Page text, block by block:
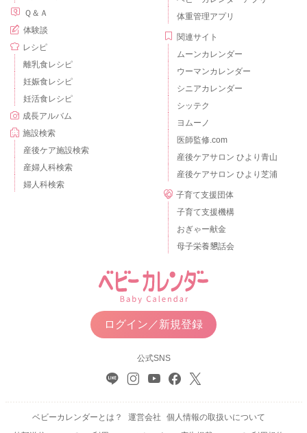
Ｑ＆Ａ
体験談
レシピ
離乳食レシピ
妊娠食レシピ
妊活食レシピ
成長アルバム
施設検索
産後ケア施設検索
産婦人科検索
婦人科検索
体重管理アプリ
関連サイト
ムーンカレンダー
ウーマンカレンダー
シニアカレンダー
シッテク
ヨムーノ
医師監修.com
産後ケアサロン ひより青山
産後ケアサロン ひより芝浦
子育て支援団体
子育て支援機構
おぎゃー献金
母子栄養懇話会
ログイン／新規登録
公式SNS
ベビーカレンダーとは？ 運営会社
個人情報の取扱いについて